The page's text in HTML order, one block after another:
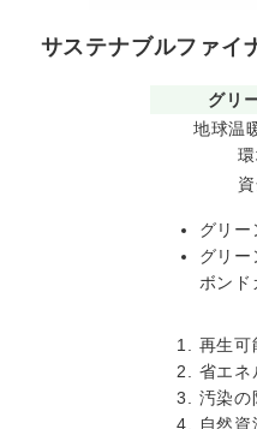
サステナブルファイ
グリ
地球温
グリー
グリー
ボンド
再生可
省エネ
汚染の
自然